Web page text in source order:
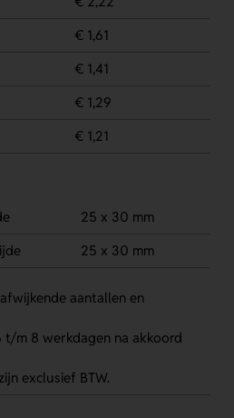
€ 1,61
€ 1,41
€ 1,29
€ 1,21
25 x 30 mm
25 x 30 mm
aantallen en
t/m 8 werkdagen na akkoord
exclusief BTW.